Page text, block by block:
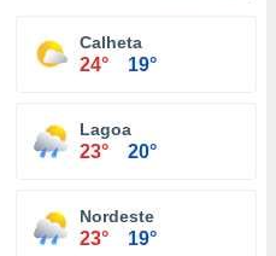
Calheta
24° 19°
Lagoa
23° 20°
Nordeste
23° 19°